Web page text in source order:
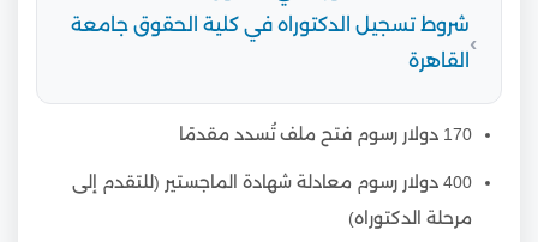
شروط تسجيل الدكتوراه في كلية الحقوق جامعة
القاهرة
170 دولار رسوم فتح ملف تُسدد مقدمًا
400 دولار رسوم معادلة شهادة الماجستير (للتقدم إلى
مرحلة الدكتوراه)